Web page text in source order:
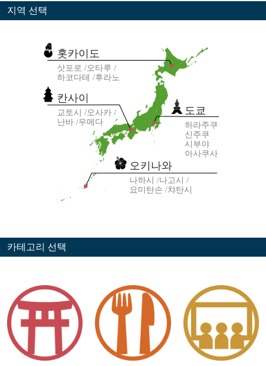
지역 선택
도쿄
하라주쿠
신주쿠
시부야
아사쿠사
칸사이
교토시
오사카
난바 우메다
오키나와
나하시
나고시
요미탄손
챠탄시
홋카이도
삿포로
오타루
하코다테
후라노
카테고리 선택